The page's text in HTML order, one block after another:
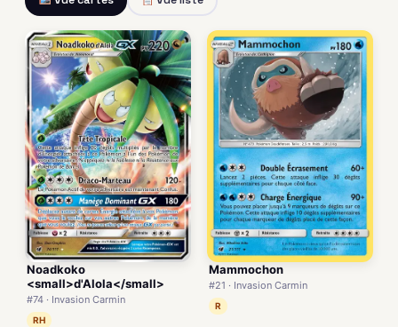
Noadkoko
<small>d'Alola</small>
#74 · Invasion Carmin
RH
Mammochon
#21 · Invasion Carmin
R